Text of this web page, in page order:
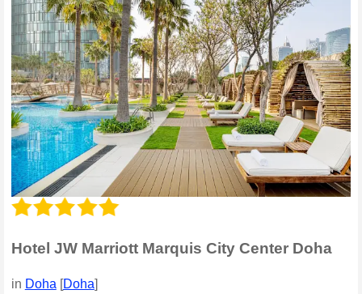
Hotel JW Marriott Marquis City Center Doha
in Doha [Doha]